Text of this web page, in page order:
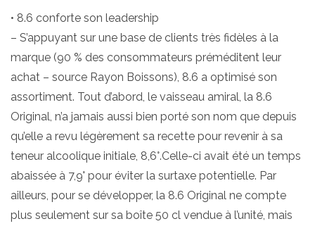
• 8.6 conforte son leadership
– S’appuyant sur une base de clients très fidèles à la
marque (90 % des consommateurs préméditent leur
achat – source Rayon Boissons), 8.6 a optimisé son
assortiment. Tout d’abord, le vaisseau amiral, la 8.6
Original, n’a jamais aussi bien porté son nom que depuis
qu’elle a revu légèrement sa recette pour revenir à sa
teneur alcoolique initiale, 8,6°.Celle-ci avait été un temps
abaissée à 7,9° pour éviter la surtaxe potentielle. Par
ailleurs, pour se développer, la 8.6 Original ne compte
plus seulement sur sa boîte 50 cl vendue à l’unité, mais